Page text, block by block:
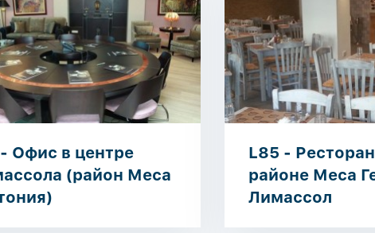
Офис в центре
(район Меса
L85 -
районе Меса
Лимассол